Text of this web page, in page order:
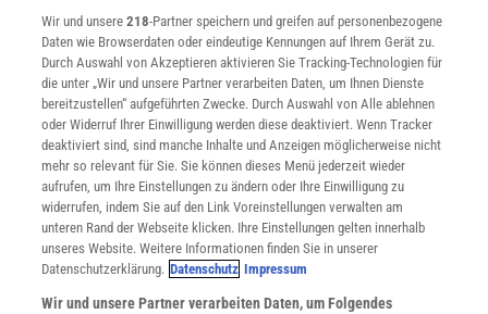
Für Sie im Spektrum-Shop und am Kiosk:
WEITERE NEUERSCHEINUNGEN SPEKTRUM SHOP
Spektrum.de-Newsletter abonnieren
Wir und unsere218-Partner speichern und greifen auf personenbezogene
Daten wie Browserdaten oder eindeutige Kennungen auf Ihrem Gerät zu.
Durch Auswahl von Akzeptieren aktivieren Sie Tracking-Technologien für
die unter „Wir und unsere Partner verarbeiten Daten, um Ihnen Dienste
bereitzustellen“ aufgeführten Zwecke. Durch Auswahl von Alle ablehnen
oder Widerruf Ihrer Einwilligung werden diese deaktiviert. Wenn Tracker
deaktiviert sind, sind manche Inhalte und Anzeigen möglicherweise nicht
mehr so relevant für Sie. Sie können dieses Menü jederzeit wieder
aufrufen, um Ihre Einstellungen zu ändern oder Ihre Einwilligung zu
widerrufen, indem Sie auf den Link Voreinstellungen verwalten am
unteren Rand der Webseite klicken. Ihre Einstellungen gelten innerhalb
unseres Website. Weitere Informationen finden Sie in unserer
Datenschutzerklärung. Datenschutz Impressum
Wir und unsere Partner verarbeiten Daten, um Folgendes